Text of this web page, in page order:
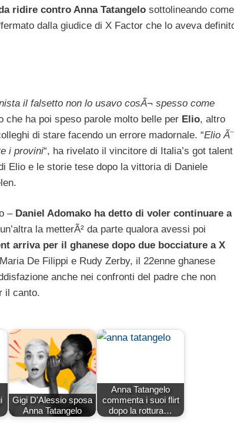
ridire contro Anna Tatangelo sottolineando come
dalla giudice di X Factor che lo aveva
il falsetto non lo usavo cosÃ¬ spesso come
che ha poi speso parole molto belle per Elio, altro
di stare facendo un errore madornale. “Elio Ã¨
i provini“, ha rivelato il vincitore di Italia’s got talent
Elio e le storie tese dopo la vittoria di Daniele
– Daniel Adomako ha detto di voler continuare a
la metterÃ² da parte qualora avessi poi
arriva per il ghanese dopo due bocciature a X
De Filippi e Rudy Zerby, il 22enne ghanese
anche nei confronti del padre che non
il canto.
Gigi D'Alessio sposa
Anna Tatangelo
Anna Tatangelo
commenta i suoi flirt
dopo la rottura…